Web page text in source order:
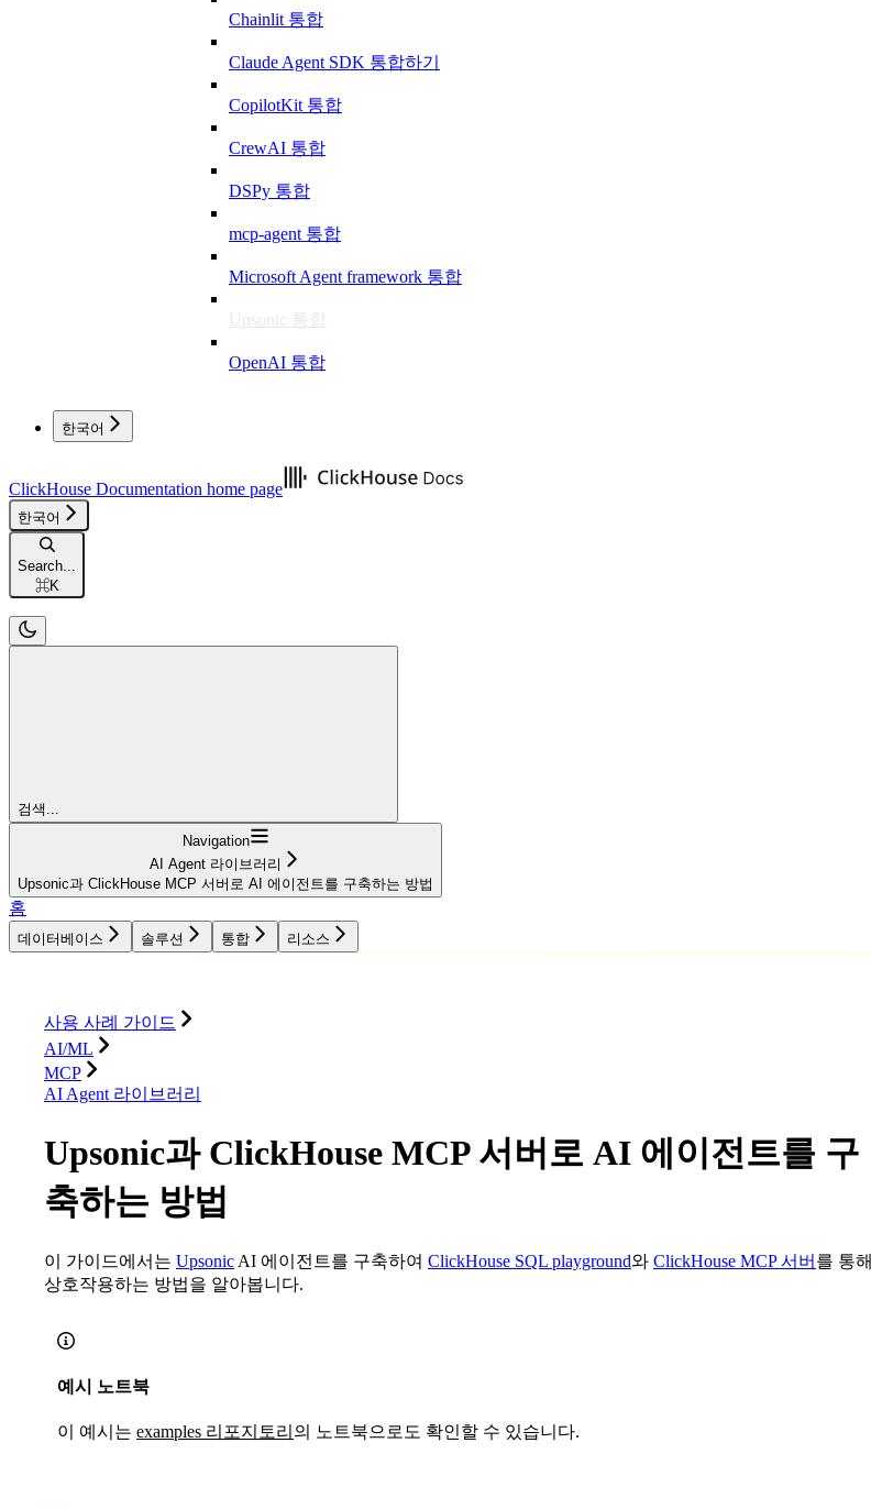
Chainlit 통합
Claude Agent SDK 통합하기
CopilotKit 통합
CrewAI 통합
DSPy 통합
mcp-agent 통합
Microsoft Agent framework 통합
Upsonic 통합
OpenAI 통합
한국어
ClickHouse Documentation home page
한국어
Search...
⌘K
검색...
Navigation
AI Agent 라이브러리
Upsonic과 ClickHouse MCP 서버로 AI 에이전트를 구축하는 방법
홈
데이터베이스 솔루션 통합 리소스
사용 사례 가이드
AI/ML
MCP
AI Agent 라이브러리
Upsonic과 ClickHouse MCP 서버로 AI 에이전트를 구
축하는 방법
이 가이드에서는 Upsonic AI 에이전트를 구축하여 ClickHouse SQL playground와 ClickHouse MCP 서버 를 통해
상호작용하는 방법을 알아봅니다.
예시 노트북
이 예시는 examples 리포지토리 의 노트북으로도 확인할 수 있습니다.